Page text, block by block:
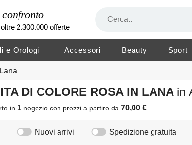
2.300.000 offerte
e Orologi Accessori Beauty Sport
Lana
DI COLORE ROSA IN LANA in
in 1 negoziocon prezzi a partire da70,00 €
Nuovi arrivi Spedizione gratuita